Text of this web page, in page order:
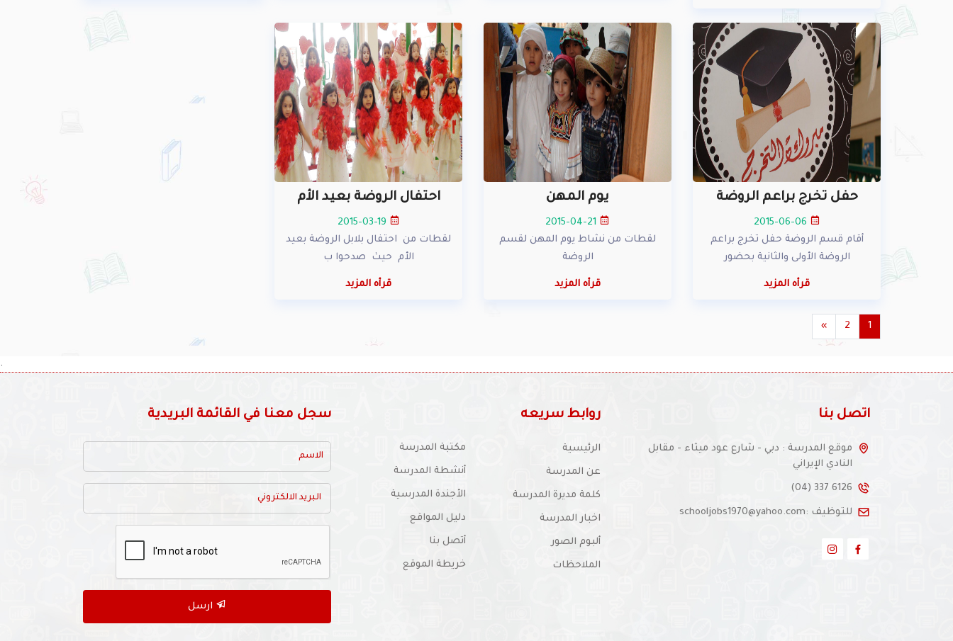
حفل تخرج براعم الروضة
أقام قسم الروضة حفل تخرج براعم
الروضة الأولى والثانية بحضور
قرأه المزيد
يوم المهن
لقطات من نشاط يوم المهن لقسم
الروضة
قرأه المزيد
احتفال الروضة بعيد الأم
لقطات من احتفال بلابل الروضة بعيد
الأم حيث صدحوا ب
قرأه المزيد
1
2
»
.
اتصل بنا
موقع المدرسة : دبي - شارع عود ميثاء - مقابل
النادي الإيراني
(04) 337 6126
للتوظيف :schooljobs1970@yahoo.com
روابط سريعه
الرئيسية
عن المدرسة
كلمة مديرة المدرسة
اخبار المدرسة
ألبوم الصور
الملاحظات
مكتبة المدرسة
أنشطة المدرسة
الأجندة المدرسية
دليل المواقع
أتصل بنا
خريطة الموقع
سجل معنا في القائمة البريدية